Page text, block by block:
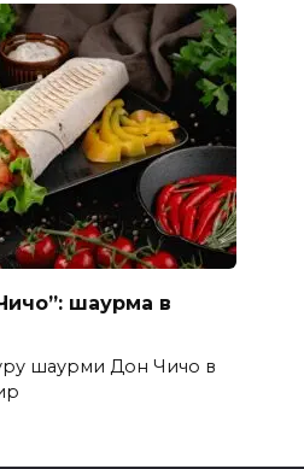
шаурма в
шаурми Дон Чичо в